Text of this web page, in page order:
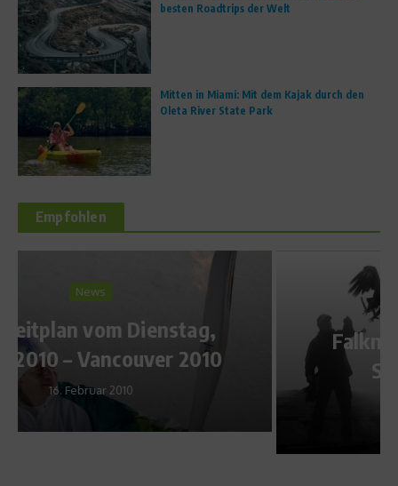
besten Roadtrips der Welt
Mitten in Miami: Mit dem Kajak durch den
Oleta River State Park
Empfohlen
Falknerkurs in Mayrhofen –
Selbst Falkner sein